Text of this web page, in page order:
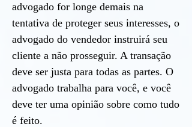
advogado for longe demais na
tentativa de proteger seus interesses, o
advogado do vendedor instruirá seu
cliente a não prosseguir. A transação
deve ser justa para todas as partes. O
advogado trabalha para você, e você
deve ter uma opinião sobre como tudo
é feito.